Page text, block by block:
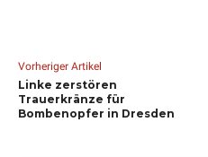
Vorheriger Artikel
Linke zerstören
Trauerkränze für
Bombenopfer in Dresden